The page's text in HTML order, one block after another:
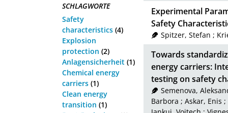
SCHLAGWORTE
Safety
characteristics (4)
Explosion
protection (2)
Anlagensicherheit (1)
Chemical energy
carriers (1)
Clean energy
transition (1)
Experimental
Safety
Spitzer, Stefan ;
Towards
energy carriers:
testing on safety
Semenova,
Barbora ; Askar, Enis ;